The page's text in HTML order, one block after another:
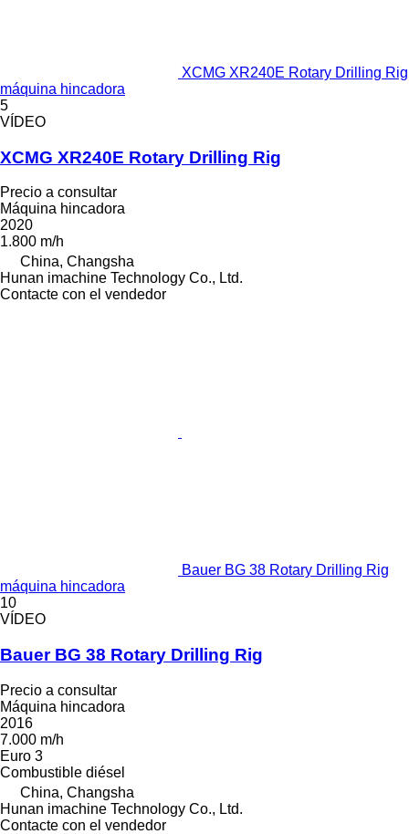
XCMG XR240E Rotary Drilling Rig
máquina hincadora
5
VÍDEO
XCMG XR240E Rotary Drilling Rig
Precio a consultar
Máquina hincadora
2020
1.800 m/h
China, Changsha
Hunan imachine Technology Co., Ltd.
Contacte con el vendedor
Bauer BG 38 Rotary Drilling Rig
máquina hincadora
10
VÍDEO
Bauer BG 38 Rotary Drilling Rig
Precio a consultar
Máquina hincadora
2016
7.000 m/h
Euro 3
Combustible diésel
China, Changsha
Hunan imachine Technology Co., Ltd.
Contacte con el vendedor